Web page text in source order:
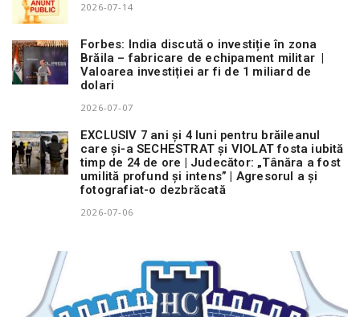
2026-07-14
Forbes: India discută o investiție în zona
Brăila – fabricare de echipament militar |
Valoarea investiției ar fi de 1 miliard de
dolari
2026-07-07
EXCLUSIV 7 ani și 4 luni pentru brăileanul
care și-a SECHESTRAT și VIOLAT fosta iubită
timp de 24 de ore | Judecător: „Tânăra a fost
umilită profund și intens” | Agresorul a și
fotografiat-o dezbrăcată
2026-07-06